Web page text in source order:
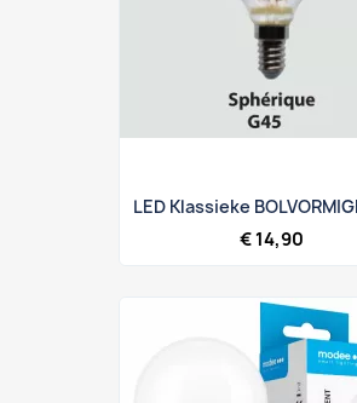
LED Klassieke
€ 14,90